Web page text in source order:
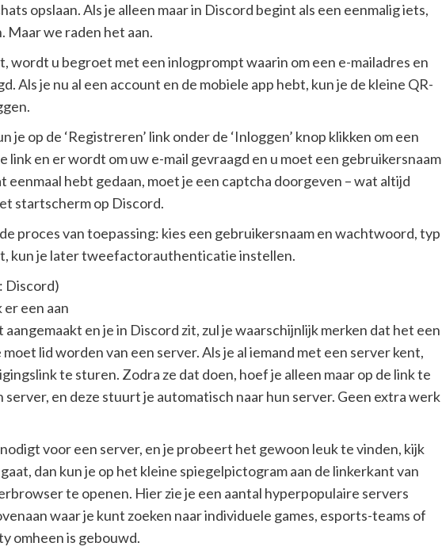
opslaan. Als je alleen maar in Discord begint als een eenmalig iets,
Maar we raden het aan.
wordt u begroet met een inlogprompt waarin om een ​​e-mailadres en
Als je nu al een account en de mobiele app hebt, kun je de kleine QR-
je op de ‘Registreren’ link onder de ‘Inloggen’ knop klikken om een
link en er wordt om uw e-mail gevraagd en u moet een gebruikersnaam
eenmaal hebt gedaan, moet je een captcha doorgeven – wat altijd
startscherm op Discord.
proces van toepassing: kies een gebruikersnaam en wachtwoord, typ
kun je later tweefactorauthenticatie instellen.
Discord)
een aan
en je in Discord zit, zul je waarschijnlijk merken dat het een
lid worden van een server. Als je al iemand met een server kent,
te sturen. Zodra ze dat doen, hoef je alleen maar op de link te
server, en deze stuurt je automatisch naar hun server. Geen extra werk
voor een server, en je probeert het gewoon leuk te vinden, kijk
dan kun je op het kleine spiegelpictogram aan de linkerkant van
te openen. Hier zie je een aantal hyperpopulaire servers
waar je kunt zoeken naar individuele games, esports-teams of
omheen is gebouwd.